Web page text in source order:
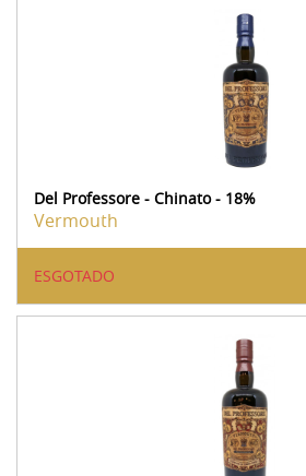
Del Professore - Chinato - 18%
Vermouth
ESGOTADO